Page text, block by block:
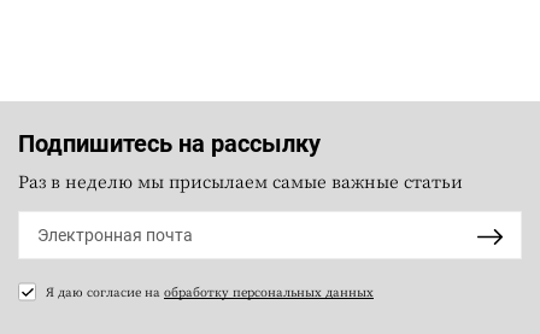
Подпишитесь на рассылку
Раз в неделю мы присылаем самые важные статьи
Я даю согласие на обработку персональных данных